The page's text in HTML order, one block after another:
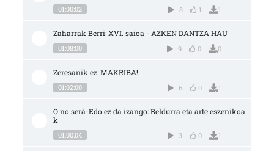
01:00:02 8 1 1
Zaharrak Berri: XVI. saioa - AZKEN DANTZA HAU
01:08:00 9 0 0
Zeresanik ez: MAKRIBA!
01:02:00 6 0 1
O no será-Edo ez da izango: Beldurra eta arte eszenikoa
k
01:00:04 3 0 1